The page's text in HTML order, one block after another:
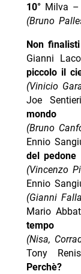
10°Milva –
(Bruno
Non finalisti
Gianni
piccolo il
(Vinicio
Joe
mondo
(Bruno
Ennio
del pedone
(Vincenzo
Ennio
(Gianni
Mario
tempo
(Nisa,
Tony
Perchè?